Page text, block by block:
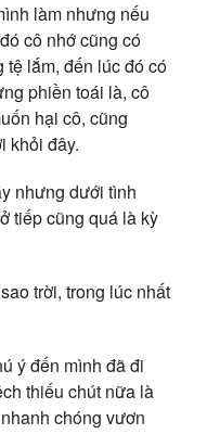
làm nhưng nếu
cô nhớ cũng có
tệ lắm, đến lúc đó có
phiền toái là, cô
hại cô, cũng
khỏi đây.
nhưng dưới tình
tiếp cũng quá là kỳ
trời, trong lúc nhất
ý đến mình đã đi
thiếu chút nữa là
chóng vươn